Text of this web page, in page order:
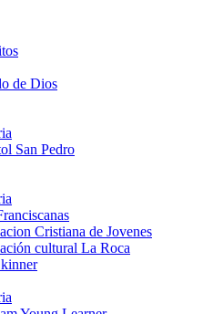
de Dios
San Pedro
Cristiana de Jovenes
cultural La Roca